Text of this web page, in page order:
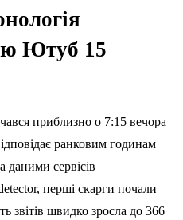
Ютуб 15
приблизно о 7:15 вечора
ранковим годинам
даними сервісів
перші скарги почали
звітів швидко зросла до 366